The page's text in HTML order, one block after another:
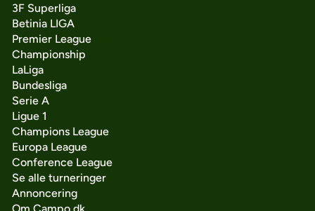
3F Superliga
Betinia LIGA
Premier League
Championship
LaLiga
Bundesliga
Serie A
Ligue 1
Champions League
Europa League
Conference League
Se alle turneringer
Annoncering